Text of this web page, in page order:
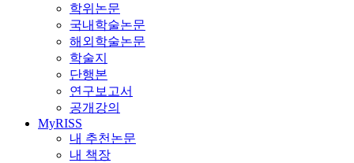
학위논문
국내학술논문
해외학술논문
학술지
단행본
연구보고서
공개강의
MyRISS
내 추천논문
내 책장